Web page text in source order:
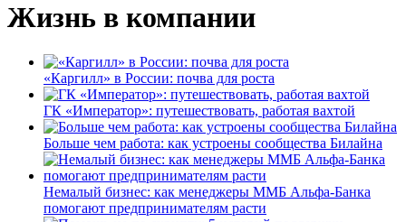
Жизнь в компании
«Каргилл» в России: почва для роста
ГК «Император»: путешествовать, работая вахтой
Больше чем работа: как устроены сообщества Билайна
Немалый бизнес: как менеджеры ММБ Альфа-Банка
помогают предпринимателям расти